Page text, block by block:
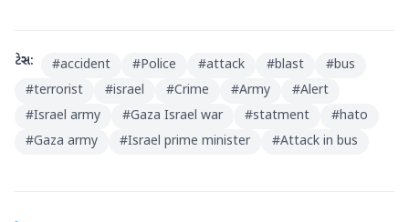
ટેગ્સ: #accident #Police #attack #blast #bus
#terrorist #israel #Crime #Army #Alert
#Israel army #Gaza Israel war #statment #hato
#Gaza army #Israel prime minister #Attack in bus